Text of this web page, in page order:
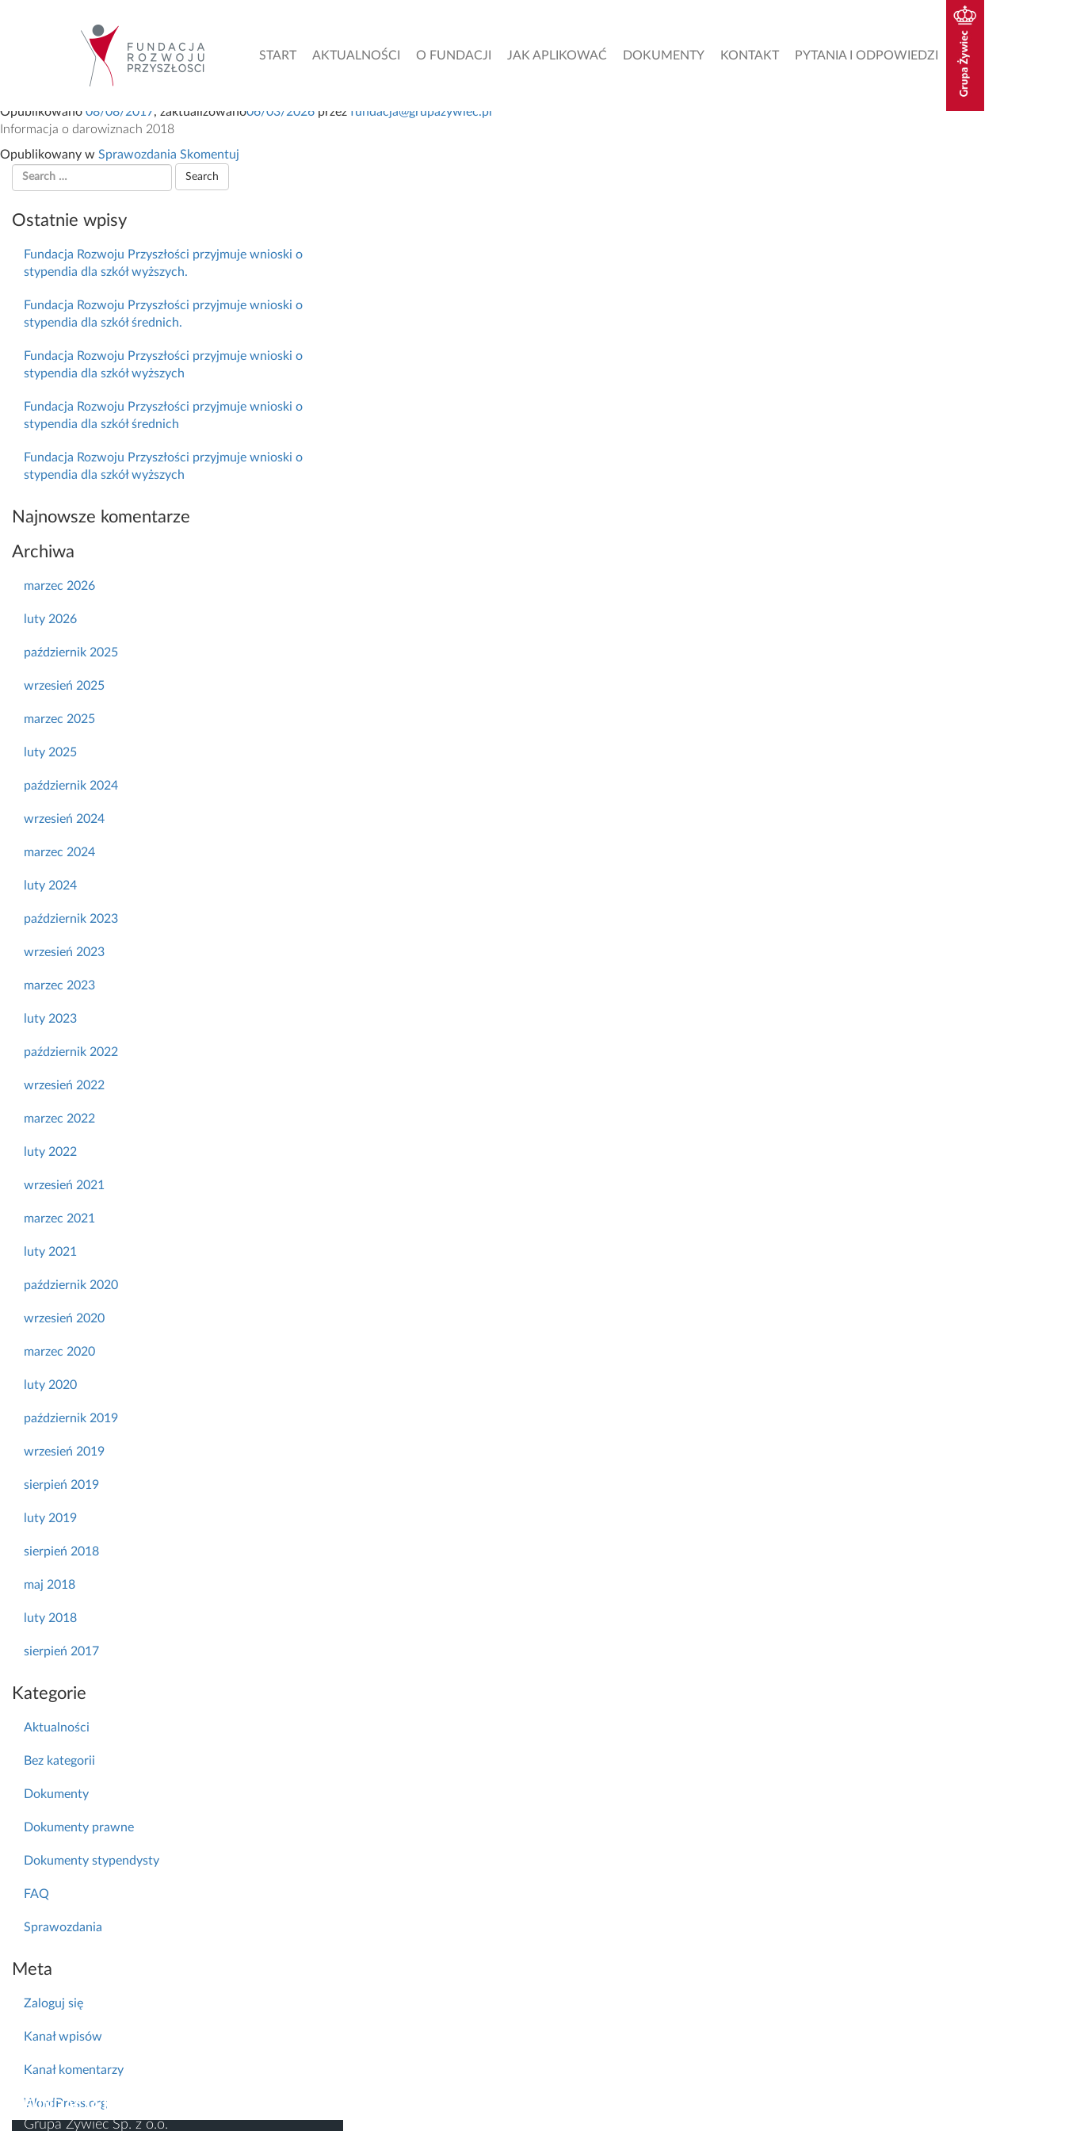
START AKTUALNOŚCI O FUNDACJI JAK APLIKOWAĆ DOKUMENTY KONTAKT PYTANIA I ODPOWIEDZI
Sprawozdania
Sprawozdania
Opublikowano 08/08/2017, zaktualizowano06/03/2026 przez fundacja@grupazywiec.pl
Informacja o darowiznach 2018
Opublikowany w Sprawozdania Skomentuj
Ostatnie wpisy
Fundacja Rozwoju Przyszłości przyjmuje wnioski o
stypendia dla szkół wyższych.
Fundacja Rozwoju Przyszłości przyjmuje wnioski o
stypendia dla szkół średnich.
Fundacja Rozwoju Przyszłości przyjmuje wnioski o
stypendia dla szkół wyższych
Fundacja Rozwoju Przyszłości przyjmuje wnioski o
stypendia dla szkół średnich
Fundacja Rozwoju Przyszłości przyjmuje wnioski o
stypendia dla szkół wyższych
Najnowsze komentarze
Archiwa
marzec 2026
luty 2026
październik 2025
wrzesień 2025
marzec 2025
luty 2025
październik 2024
wrzesień 2024
marzec 2024
luty 2024
październik 2023
wrzesień 2023
marzec 2023
luty 2023
październik 2022
wrzesień 2022
marzec 2022
luty 2022
wrzesień 2021
marzec 2021
luty 2021
październik 2020
wrzesień 2020
marzec 2020
luty 2020
październik 2019
wrzesień 2019
sierpień 2019
luty 2019
sierpień 2018
maj 2018
luty 2018
sierpień 2017
Kategorie
Aktualności
Bez kategorii
Dokumenty
Dokumenty prawne
Dokumenty stypendysty
FAQ
Sprawozdania
Meta
Zaloguj się
Kanał wpisów
Kanał komentarzy
WordPress.org
FUNDACJA ROZWOJU PRZYSZŁOŚCI
Grupa Żywiec Sp. z o.o.